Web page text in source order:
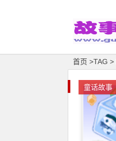
首页 >TAG >
童话故事